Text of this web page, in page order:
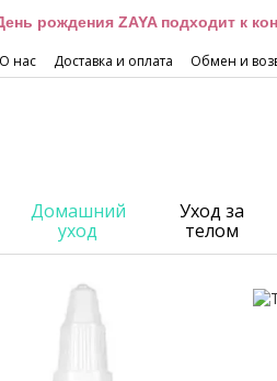
рождения ZAYA подходит к
О нас Доставка и оплата Обмен и
Домашний
уход
Уход за
телом